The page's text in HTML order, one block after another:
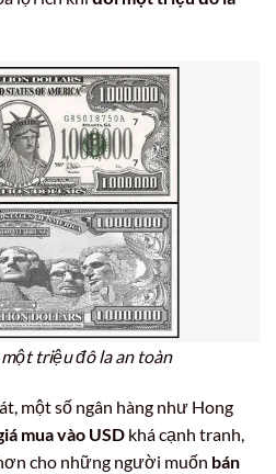
triệu đô la an toàn
một số ngân hàng như Hong
mua vào USD khá cạnh tranh,
cho những người muốn bán